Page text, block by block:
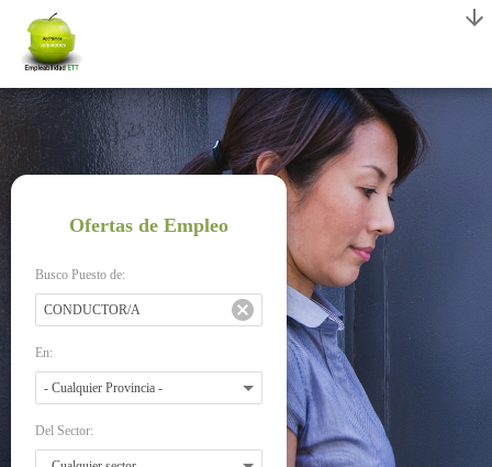
Ofertas de Empleo
Busco Puesto de:
En:
Del Sector: